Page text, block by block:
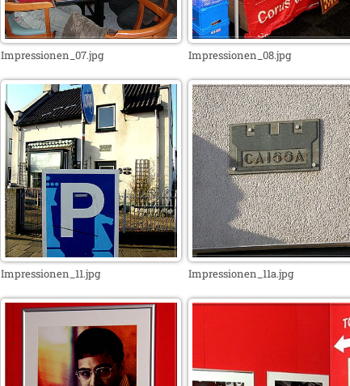
Impressionen_07.jpg Impressionen_08.jpg
Impressionen_11.jpg Impressionen_11a.jpg